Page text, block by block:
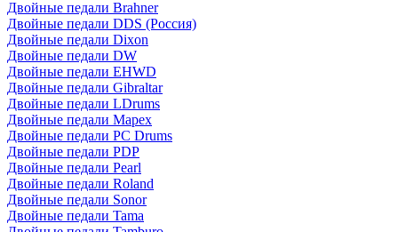
Двойные педали Brahner
Двойные педали DDS (Россия)
Двойные педали Dixon
Двойные педали DW
Двойные педали EHWD
Двойные педали Gibraltar
Двойные педали LDrums
Двойные педали Mapex
Двойные педали PC Drums
Двойные педали PDP
Двойные педали Pearl
Двойные педали Roland
Двойные педали Sonor
Двойные педали Tama